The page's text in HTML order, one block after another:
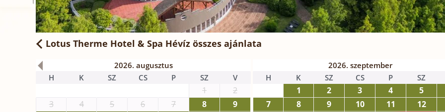
Lotus Therme Hotel & Spa Hévíz összes ajánlata
2026. augusztus
H
K SZ CS P SZ V
1
2
3
4 5 6 7 8
9
2026. szeptember
H
K SZ CS P SZ
1 2 3 4
5
7
8 9 10 11
12